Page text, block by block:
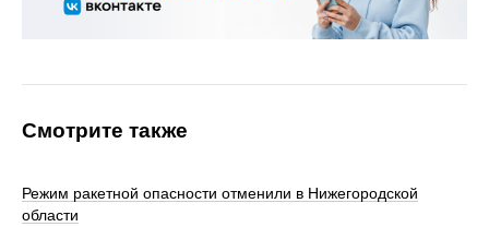
Смотрите также
Режим ракетной опасности отменили в Нижегородской
области